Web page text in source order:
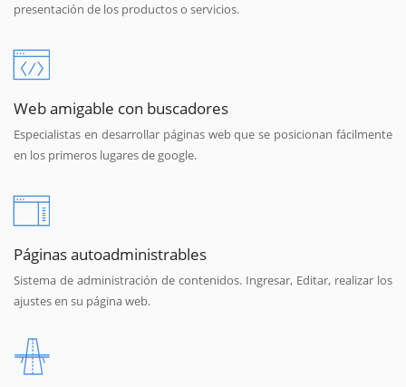
presentación de los productos o servicios.
Web amigable con buscadores
Especialistas en desarrollar páginas web que se posicionan fácilmente
en los primeros lugares de google.
Páginas autoadministrables
Sistema de administración de contenidos. Ingresar, Editar, realizar los
ajustes en su página web.